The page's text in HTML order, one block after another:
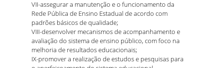
VII-assegurar a manutenção e o funcionamento da
Rede Pública de Ensino Estadual de acordo com
padrões básicos de qualidade;
VIII-desenvolver mecanismos de acompanhamento e
avaliação do sistema de ensino público, com foco na
melhoria de resultados educacionais;
IX-promover a realização de estudos e pesquisas para